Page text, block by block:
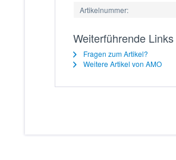
Artikelnummer:
Weiterführende
Fragen zum Artikel?
Weitere Artikel von AMO